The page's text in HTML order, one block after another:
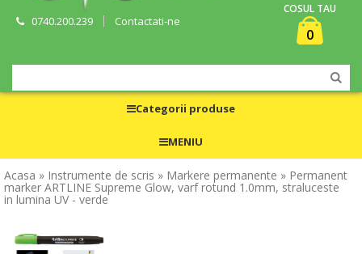
0740.200.239 Contactati-ne
COSUL TAU
0
Categorii produse
MENIU
Acasa » Instrumente de scris » Markere permanente » Permanent
marker ARTLINE Supreme Glow, varf rotund 1.0mm, straluceste
in lumina UV - verde